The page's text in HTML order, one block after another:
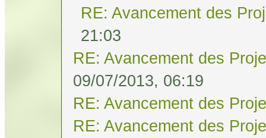
RE: Avancement des
21:03
RE: Avancement des
09/07/2013, 06:19
RE: Avancement des
RE: Avancement des